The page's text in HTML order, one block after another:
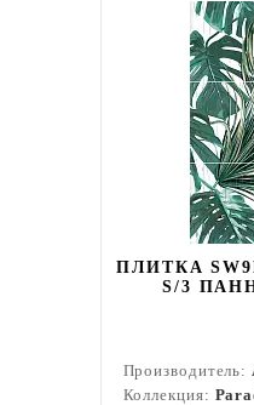
ПЛИТКА
S/3
Производитель:
Коллекция: